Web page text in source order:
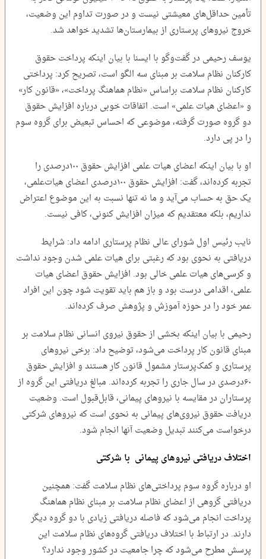
تأمین حداقل‌های معیشتی نیست و در صورت تداوم این وضعیت،
خروج نیروهای پرستاری از بیمارستان‌ها تشدید خواهد شد.
یوسف رحیمی در گفت‌وگو با ایسنا با بیان اینکه پرداخت حقوق
کارکنان نظام سلامت بر مبنای سه الگو است، تصریح کرد: پرداختی
کارکنان نظام سلامت براساس «نظام هماهنگ پرداخت»، «قانون کار»
و «اعضای هیات علمی» است. اتفاقات خوبی درباره افزایش حقوق
دو گروه صورت گرفته، موضوعی که احساس تبعیض برای گروه سوم
را در پی دارد.
او با بیان اینکه اعضای هیات علمی افزایش حقوق ۱۰۰درصدی را
تجربه کرده‌اند، گفت: افزایش حقوق ۱۰۰درصدی اعضای هیات‌علمی،
یک حق به حساب می‌آید و ما نه تنها نسبت به این موضوع اعتراض
نداریم، بلکه معتقدیم که میزان افزایش کنونی، کافی نیست.
نایب‌ رئیس اول شورای عالی نظام پرستاری ادامه داد: شرایط
دریافتی به نحوی بود که رغبتی برای هیات علمی شدن وجود نداشت
و کرسی‌های هیات علمی خالی بود. افزایش حقوق اعضای هیات
علمی، اقدامی درست بود و باز هم باید تقویت شود چون این افراد
عمر خود را در حوزه آموزش و پژوهش صرف‌ کرده‌اند.
رحیمی با بیان اینکه بخشی از حقوق نیروی انسانی نظام سلامت بر
مبنای قانون کار پرداخت می‌شود، توضیح داد: برخی نیروهای
پرستاری و کمک‌پرستار مشمول قانون کار هستند و افزایش حقوق
۶۰درصدی در سال جاری را تجربه کرده‌اند. مبالغ دریافتی این گروه از
پرستاران در مقایسه با نیروهای پیمانی، قابل‌قبول است. وضعیت
دریافت حقوق نیروی‌های پیمانی به نحوی است که نیروهای شرکتی
درخواست می‌کنند تبدیل وضعیت آنها انجام شود.
اختلاف دریافتی نیروهای پیمانی با شرکتی
او درباره گروه سوم پرداختی‌های نظام سلامت گفت: همچنین
دریافتی گروهی از اعضای نظام سلامت بر مبنای نظام هماهنگ
پرداخت انجام می‌شود که فاصله دریافتی زیادی با دو گروه دیگر
دارند. در ارتباط با اختلاف دریافتی گروه‌های نظام سلامت این
پرسش مطرح می‌شود که چرا جامعیت در کشور وجود ندارد؟